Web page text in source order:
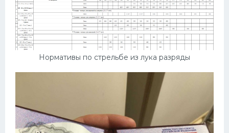
Нормативы по стрельбе из лука разряды